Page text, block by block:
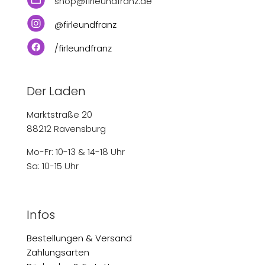
@firleundfranz
/firleundfranz
Der Laden
Marktstraße 20
88212 Ravensburg
Mo-Fr: 10-13 & 14-18 Uhr
Sa: 10-15 Uhr
Infos
Bestellungen & Versand
Zahlungsarten